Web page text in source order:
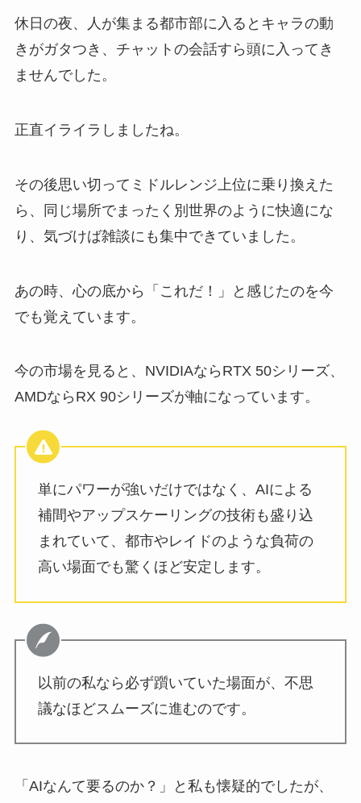
休日の夜、人が集まる都市部に入るとキャラの動
きがガタつき、チャットの会話すら頭に入ってき
ませんでした。
正直イライラしましたね。
その後思い切ってミドルレンジ上位に乗り換えた
ら、同じ場所でまったく別世界のように快適にな
り、気づけば雑談にも集中できていました。
あの時、心の底から「これだ！」と感じたのを今
でも覚えています。
今の市場を見ると、NVIDIAならRTX 50シリーズ、
AMDならRX 90シリーズが軸になっています。
単にパワーが強いだけではなく、AIによる
補間やアップスケーリングの技術も盛り込
まれていて、都市やレイドのような負荷の
高い場面でも驚くほど安定します。
以前の私なら必ず躓いていた場面が、不思
議なほどスムーズに進むのです。
「AIなんて要るのか？」と私も懐疑的でしたが、